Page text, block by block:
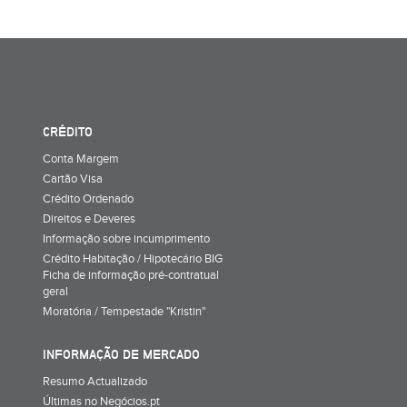
CRÉDITO
Conta Margem
Cartão Visa
Crédito Ordenado
Direitos e Deveres
Informação sobre incumprimento
Crédito Habitação / Hipotecário BIG
Ficha de informação pré-contratual
geral
Moratória / Tempestade "Kristin"
INFORMAÇÃO DE MERCADO
Resumo Actualizado
Últimas no Negócios.pt